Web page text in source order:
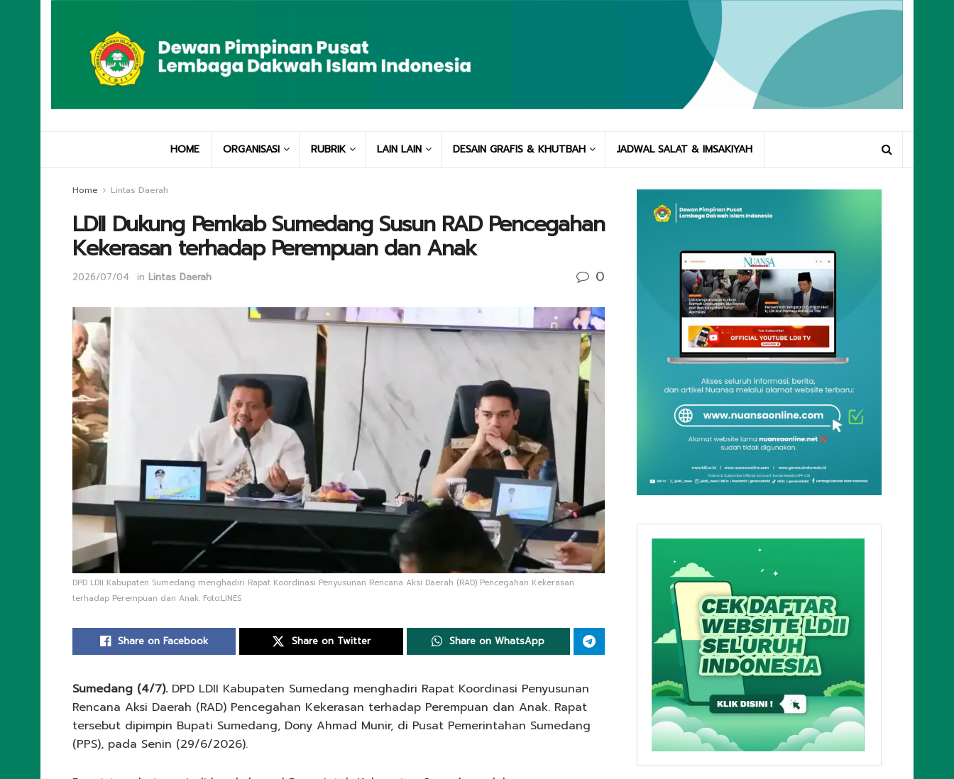
HOME ORGANISASI RUBRIK LAIN LAIN DESAIN GRAFIS & KHUTBAH JADWAL SALAT & IMSAKIYAH
Home Lintas Daerah
LDII Dukung Pemkab Sumedang Susun RAD Pencegahan
Kekerasan terhadap Perempuan dan Anak
2026/07/04 in Lintas Daerah 0
DPD LDII Kabupaten Sumedang menghadiri Rapat Koordinasi Penyusunan Rencana Aksi Daerah (RAD) Pencegahan Kekerasan
terhadap Perempuan dan Anak. Foto:LINES
Share on Facebook Share on Twitter Share on WhatsApp
Sumedang (4/7).DPD LDII Kabupaten Sumedang menghadiri Rapat Koordinasi Penyusunan
Rencana Aksi Daerah (RAD) Pencegahan Kekerasan terhadap Perempuan dan Anak. Rapat
tersebut dipimpin Bupati Sumedang, Dony Ahmad Munir, di Pusat Pemerintahan Sumedang
(PPS), pada Senin (29/6/2026).